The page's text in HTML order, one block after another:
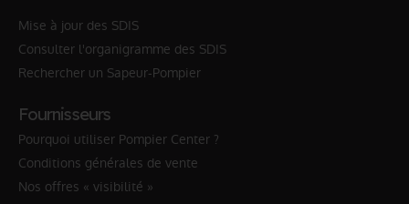
Mise à jour des SDIS
Consulter l'organigramme des SDIS
Rechercher un Sapeur-Pompier
Fournisseurs
Pourquoi utiliser Pompier Center ?
Conditions générales de vente
Nos offres « visibilité »